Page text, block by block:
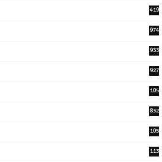
419
974
933
927
105
832
105
113